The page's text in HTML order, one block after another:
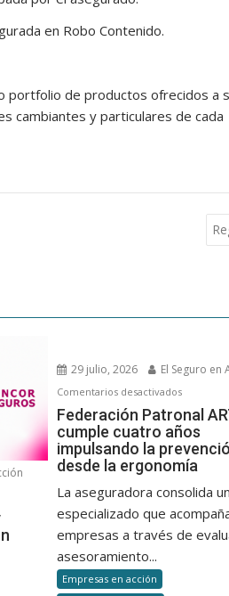
en Robo Contenido.
portfolio de productos ofrecidos a
cambiantes y particulares de cada
29 julio, 2026 El Seguro en
Comentarios desactivadosen
Patronal
ART
cumple
cuatro
años
Federación Patronal
cumple cuatro años
impulsando la
desde la ergonomía
La aseguradora consolida
especializado que
empresas a través de
asesoramiento...
Empresas en acción